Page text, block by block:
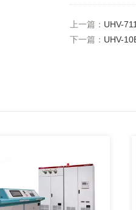
上一篇： UHV-
下一篇： UHV-